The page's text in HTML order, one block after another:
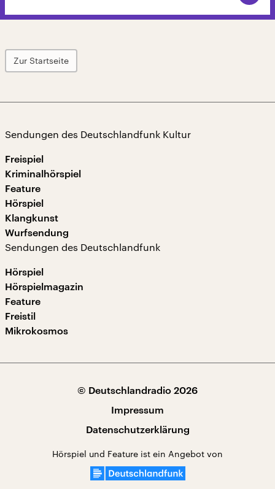
Zur Startseite
Sendungen des Deutschlandfunk Kultur
Freispiel
Kriminalhörspiel
Feature
Hörspiel
Klangkunst
Wurfsendung
Sendungen des Deutschlandfunk
Hörspiel
Hörspielmagazin
Feature
Freistil
Mikrokosmos
© Deutschlandradio 2026
Impressum
Datenschutzerklärung
Hörspiel und Feature ist ein Angebot von